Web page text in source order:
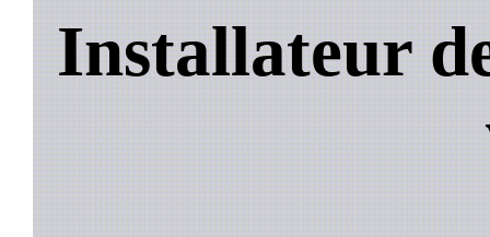
Installateur